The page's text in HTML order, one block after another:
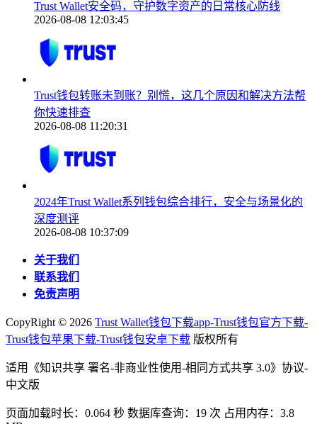
Trust Wallet安全码，守护数字资产的日常核心防线
2026-08-08 12:03:45
Trust钱包转账未到账？别慌，这几个原因和解决方法帮
你快速排查
2026-08-08 11:20:31
2024年Trust Wallet系列钱包综合排行，安全与场景化的
深度测评
2026-08-08 10:37:09
关于我们
联系我们
免责声明
CopyRight © 2026 Trust Wallet钱包下载app-Trust钱包官方下载-
Trust钱包苹果下载-Trust钱包安卓下载 版权所有
适用《知识共享 署名-非商业性使用-相同方式共享 3.0》协议-
中文版
页面加载时长：0.064 秒 数据库查询：19 次 占用内存：3.8